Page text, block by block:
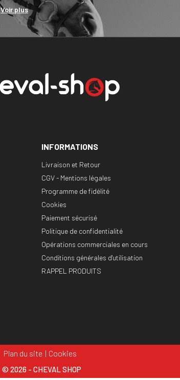
Voir plus
INFORMATIONS
Livraison et Retour
CGV - Mentions légales
Programme de fidélité
Cookies
Paiement sécurisé
Politique de confidentialité
Opérations commerciales en cours
Conditions générales d'utilisation
RAPPEL PRODUITS
Plan du site Cookies
© 2026 - CHEVAL SHOP